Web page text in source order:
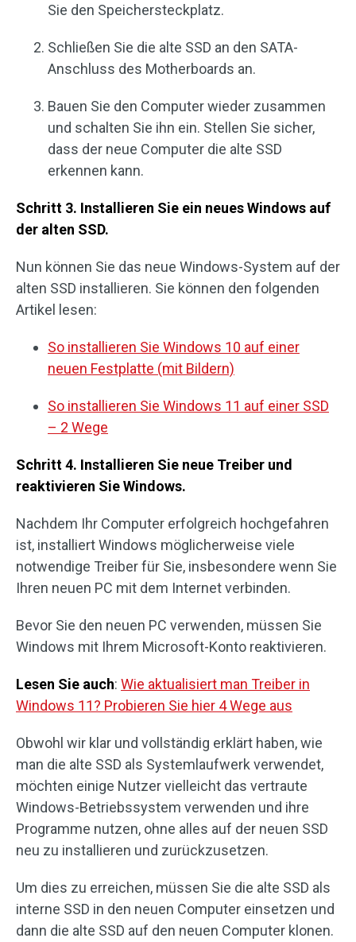
Sie den Speichersteckplatz.
Schließen Sie die alte SSD an den SATA-
Anschluss des Motherboards an.
Bauen Sie den Computer wieder zusammen
und schalten Sie ihn ein. Stellen Sie sicher,
dass der neue Computer die alte SSD
erkennen kann.
Schritt 3. Installieren Sie ein neues Windows auf
der alten SSD.
Nun können Sie das neue Windows-System auf der
alten SSD installieren. Sie können den folgenden
Artikel lesen:
So installieren Sie Windows 10 auf einer
neuen Festplatte (mit Bildern)
So installieren Sie Windows 11 auf einer SSD
– 2 Wege
Schritt 4. Installieren Sie neue Treiber und
reaktivieren Sie Windows.
Nachdem Ihr Computer erfolgreich hochgefahren
ist, installiert Windows möglicherweise viele
notwendige Treiber für Sie, insbesondere wenn Sie
Ihren neuen PC mit dem Internet verbinden.
Bevor Sie den neuen PC verwenden, müssen Sie
Windows mit Ihrem Microsoft-Konto reaktivieren.
Lesen Sie auch: Wie aktualisiert man Treiber in
Windows 11? Probieren Sie hier 4 Wege aus
Obwohl wir klar und vollständig erklärt haben, wie
man die alte SSD als Systemlaufwerk verwendet,
möchten einige Nutzer vielleicht das vertraute
Windows-Betriebssystem verwenden und ihre
Programme nutzen, ohne alles auf der neuen SSD
neu zu installieren und zurückzusetzen.
Um dies zu erreichen, müssen Sie die alte SSD als
interne SSD in den neuen Computer einsetzen und
dann die alte SSD auf den neuen Computer klonen.